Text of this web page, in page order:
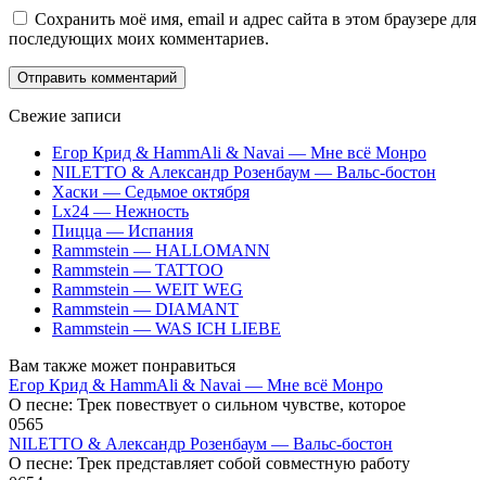
Сохранить моё имя, email и адрес сайта в этом браузере для
последующих моих комментариев.
Свежие записи
Егор Крид & HammAli & Navai — Мне всё Монро
NILETTO & Александр Розенбаум — Вальс-бостон
Хаски — Седьмое октября
Lx24 — Нежность
Пицца — Испания
Rammstein — HALLOMANN
Rammstein — TATTOO
Rammstein — WEIT WEG
Rammstein — DIAMANT
Rammstein — WAS ICH LIEBE
Вам также может понравиться
Егор Крид & HammAli & Navai — Мне всё Монро
О песне: Трек повествует о сильном чувстве, которое
0565
NILETTO & Александр Розенбаум — Вальс-бостон
О песне: Трек представляет собой совместную работу